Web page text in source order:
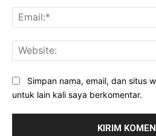
Simpan nama, email, dan situs
untuk lain kali saya berkomentar.